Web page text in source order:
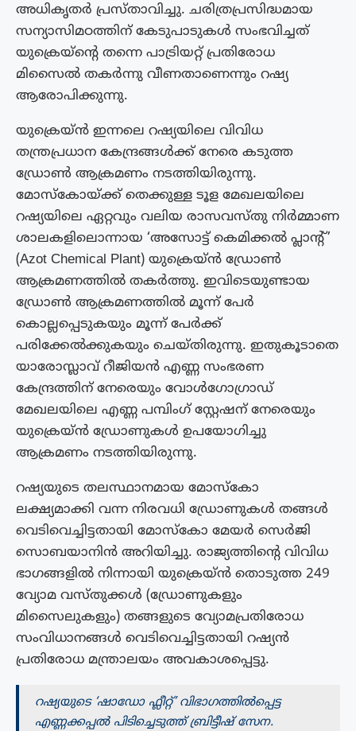
അധികൃതർ പ്രസ്താവിച്ചു. ചരിത്രപ്രസിദ്ധമായ
സന്യാസിമഠത്തിന് കേടുപാടുകൾ സംഭവിച്ചത്
യുക്രെയ്ന്റെ തന്നെ പാട്രിയറ്റ് പ്രതിരോധ
മിസൈൽ തകർന്നു വീണതാണെന്നും റഷ്യ
ആരോപിക്കുന്നു.
യുക്രെയ്ൻ ഇന്നലെ റഷ്യയിലെ വിവിധ
തന്ത്രപ്രധാന കേന്ദ്രങ്ങൾക്ക് നേരെ കടുത്ത
ഡ്രോൺ ആക്രമണം നടത്തിയിരുന്നു.
മോസ്കോയ്ക്ക് തെക്കുള്ള ടൂള മേഖലയിലെ
റഷ്യയിലെ ഏറ്റവും വലിയ രാസവസ്തു നിർമ്മാണ
ശാലകളിലൊന്നായ ‘അസോട്ട് കെമിക്കൽ പ്ലാന്റ്’
(Azot Chemical Plant) യുക്രെയ്ൻ ഡ്രോൺ
ആക്രമണത്തിൽ തകർത്തു. ഇവിടെയുണ്ടായ
ഡ്രോൺ ആക്രമണത്തിൽ മൂന്ന് പേർ
കൊല്ലപ്പെടുകയും മൂന്ന് പേർക്ക്
പരിക്കേൽക്കുകയും ചെയ്‌തിരുന്നു. ഇതുകൂടാതെ
യാരോസ്ലാവ് റീജിയൻ എണ്ണ സംഭരണ
കേന്ദ്രത്തിന് നേരെയും വോൾഗോഗ്രാഡ്
മേഖലയിലെ എണ്ണ പമ്പിംഗ് സ്റ്റേഷന് നേരെയും
യുക്രെയ്ൻ ഡ്രോണുകൾ ഉപയോഗിച്ചു
ആക്രമണം നടത്തിയിരുന്നു.
റഷ്യയുടെ തലസ്ഥാനമായ മോസ്കോ
ലക്ഷ്യമാക്കി വന്ന നിരവധി ഡ്രോണുകൾ തങ്ങൾ
വെടിവെച്ചിട്ടതായി മോസ്കോ മേയർ സെർജി
സൊബയാനിൻ അറിയിച്ചു. രാജ്യത്തിന്റെ വിവിധ
ഭാഗങ്ങളിൽ നിന്നായി യുക്രെയ്ൻ തൊടുത്ത 249
വ്യോമ വസ്തുക്കൾ (ഡ്രോണുകളും
മിസൈലുകളും) തങ്ങളുടെ വ്യോമപ്രതിരോധ
സംവിധാനങ്ങൾ വെടിവെച്ചിട്ടതായി റഷ്യൻ
പ്രതിരോധ മന്ത്രാലയം അവകാശപ്പെട്ടു.
റഷ്യയുടെ ‘ഷാഡോ ഫ്ലീറ്റ്’ വിഭാഗത്തിൽപ്പെട്ട
എണ്ണക്കപ്പൽ പിടിച്ചെടുത്ത് ബ്രിട്ടീഷ് സേന.